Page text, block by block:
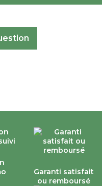
Garanti satisfait
ou remboursé